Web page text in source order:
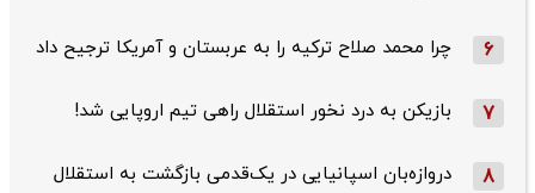
6 چرا محمد صلاح ترکیه را به عربستان و آمریکا ترجیح داد
7 بازیکن به درد نخور استقلال راهی تیم اروپایی شد!
8 دروازه‌بان اسپانیایی در یک‌قدمی بازگشت به استقلال